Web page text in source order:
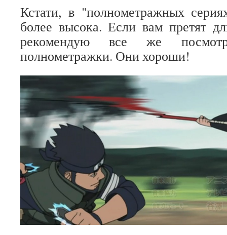
Кстати, в "полнометражных
более высока. Если вам претят
рекомендую все же
полнометражки. Они хороши!